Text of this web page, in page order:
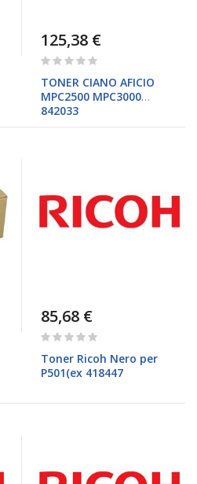
125,38 €
Rating:
TONER CIANO AFICIO
MPC2500 MPC3000
842033
85,68 €
Rating:
Toner Ricoh Nero per
P501(ex 418447